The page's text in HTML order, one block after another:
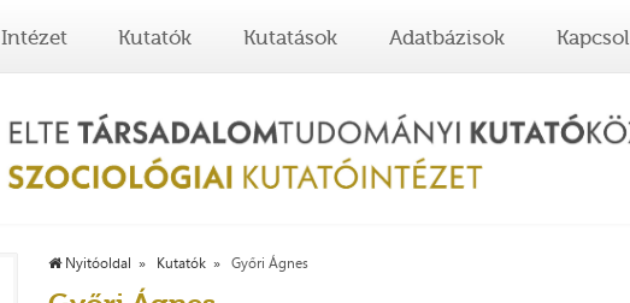
Intézet Kutatók Kutatások Adatbázisok
Nyitóoldal Kutatók Győri Ágnes